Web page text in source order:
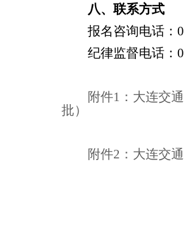
八、联系方式
报名咨询电话：
纪律监督电话：
附件1：大连交
批）
附件2：大连交